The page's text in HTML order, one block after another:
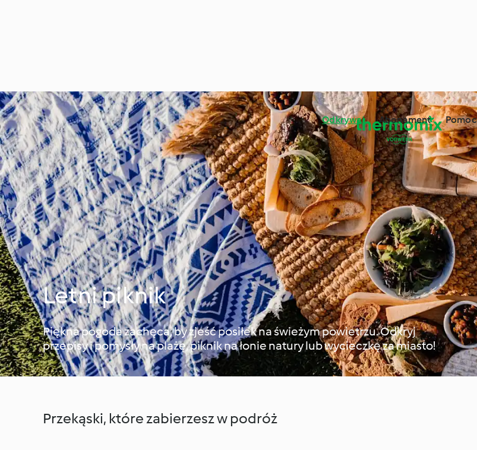
Odkrywaj Abonament Pomoc
Letni piknik
Piękna pogoda zachęca, by zjeść posiłek na świeżym powietrzu. Odkryj
przepisy i pomysły na plażę, piknik na łonie natury lub wycieczkę za miasto!
Przekąski, które zabierzesz w podróż